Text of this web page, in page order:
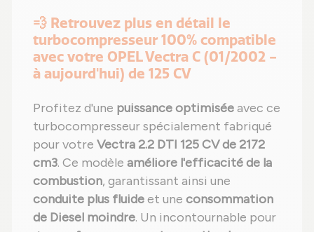
💨 Retrouvez plus en détail le
turbocompresseur 100% compatible
avec votre OPEL Vectra C (01/2002 -
à aujourd'hui) de 125 CV
Profitez d'une puissance optimiséeavec ce
turbocompresseur spécialement fabriqué
pour votre Vectra 2.2 DTI 125 CV de 2172
cm3. Ce modèle améliore l'efficacité de la
combustion, garantissant ainsi une
conduite plus fluideet une consommation
de Diesel moindre. Un incontournable pour